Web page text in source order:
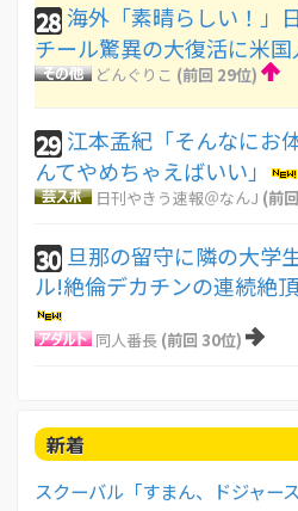
28 海外「素晴らしい！」
チール驚異の大復活に米
どんぐりこ (前回 29位)
29 江本孟紀「そんなにお
んてやめちゃえばいい」
日刊やきう速報＠なんJ (前
30 旦那の留守に隣の大学
ル!絶倫デカチンの連続絶
同人番長 (前回 30位)
新着
スクーバル「すまん、ドジャー